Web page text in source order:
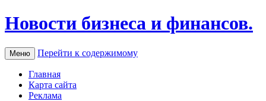
Новости бизнеса и финансов.
Меню Перейти к содержимому
Главная
Карта сайта
Реклама